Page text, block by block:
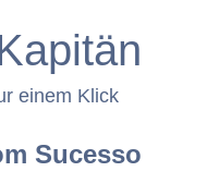
einem Klick
Sucesso